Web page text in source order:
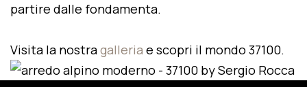
partire dalle fondamenta.
Visita la nostragalleria e scopri il mondo 37100.